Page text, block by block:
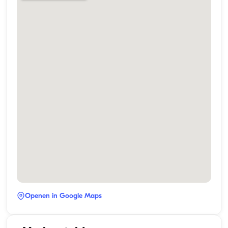
Openen in Google Maps